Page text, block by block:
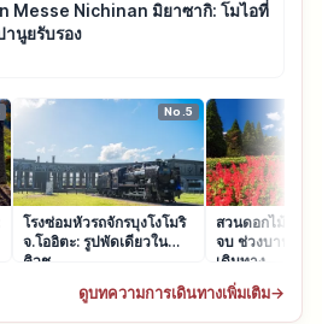
Messe Nichinan มิยาซากิ: โมไอที่
านูยรับรอง
No.5
โรงซ่อมหัวรถจักรบุงโงโมริ
จ.โออิตะ: รูปพัดเดียวใน
คิวชู
สวนดอกไม้คุจู
จบ ช่วงบาน ค่า
เดินทาง
ดูบทความการเดินทางเพิ่มเติม→